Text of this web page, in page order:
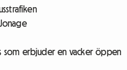
som erbjuder en vacker öppen